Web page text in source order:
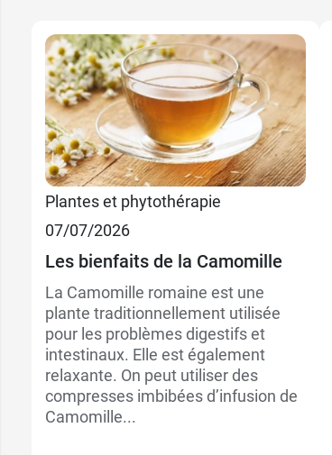
Plantes et phytothérapie
07/07/2026
Les bienfaits de la Camomille
La Camomille romaine est une
plante traditionnellement utilisée
pour les problèmes digestifs et
intestinaux. Elle est également
relaxante. On peut utiliser des
compresses imbibées d’infusion de
Camomille...